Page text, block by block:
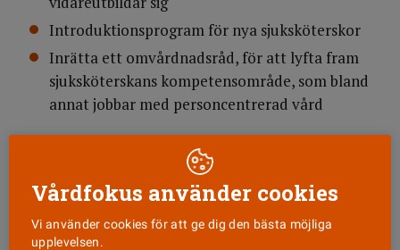
Introduktionsprogram för nya sjuksköterskor
Inrätta ett omvårdnadsråd, för att lyfta fram
sjuksköterskans kompetensområde, som bland
annat jobbar med personcentrerad vård
– Vi behöver också jobba mycket mer med
schemaläggning. Dels för att nyttja medarbetarnas
kompetens på bästa sätt, men också för att matcha
vårdens och patienternas behov av kontinuitet
samt medarbetarnas berättigade krav på vettiga
Vårdfokus använder cookies
Vi använder cookies för att ge dig den bästa möjliga
upplevelsen.